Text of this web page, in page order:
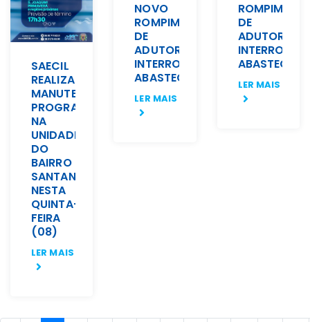
SAECIL
REALIZA
MANUTENÇÃO
PROGRAMADA
NA
UNIDADE
DO
BAIRRO
SANTANA
NESTA
QUINTA-
FEIRA
(08)
LER MAIS
NOVO
ROMPIMENTO
DE
ADUTORA
INTERROMPE
ABASTECIMENTO
LER MAIS
DE
ADUTORA
INTERROMPE
LER MAIS